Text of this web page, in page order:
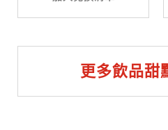
更多飲品甜